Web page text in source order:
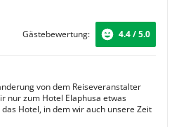
Gästebewertung: 4.4 / 5.0
von dem Reiseveranstalter
nur zum Hotel Elaphusa etwas
Hotel, in dem wir auch unsere Zeit